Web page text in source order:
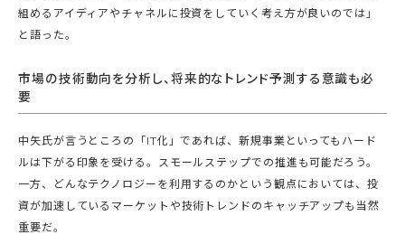
組めるアイディアやチャネルに投資をしていく考え方が良いのでは」
と語った。
市場の技術動向を分析し、将来的なトレンド予測する意識も必
要
中矢氏が言うところの「IT化」であれば、新規事業といってもハード
ルは下がる印象を受ける。スモールステップでの推進も可能だろう。
一方、どんなテクノロジーを利用するのかという観点においては、投
資が加速しているマーケットや技術トレンドのキャッチアップも当然
重要だ。